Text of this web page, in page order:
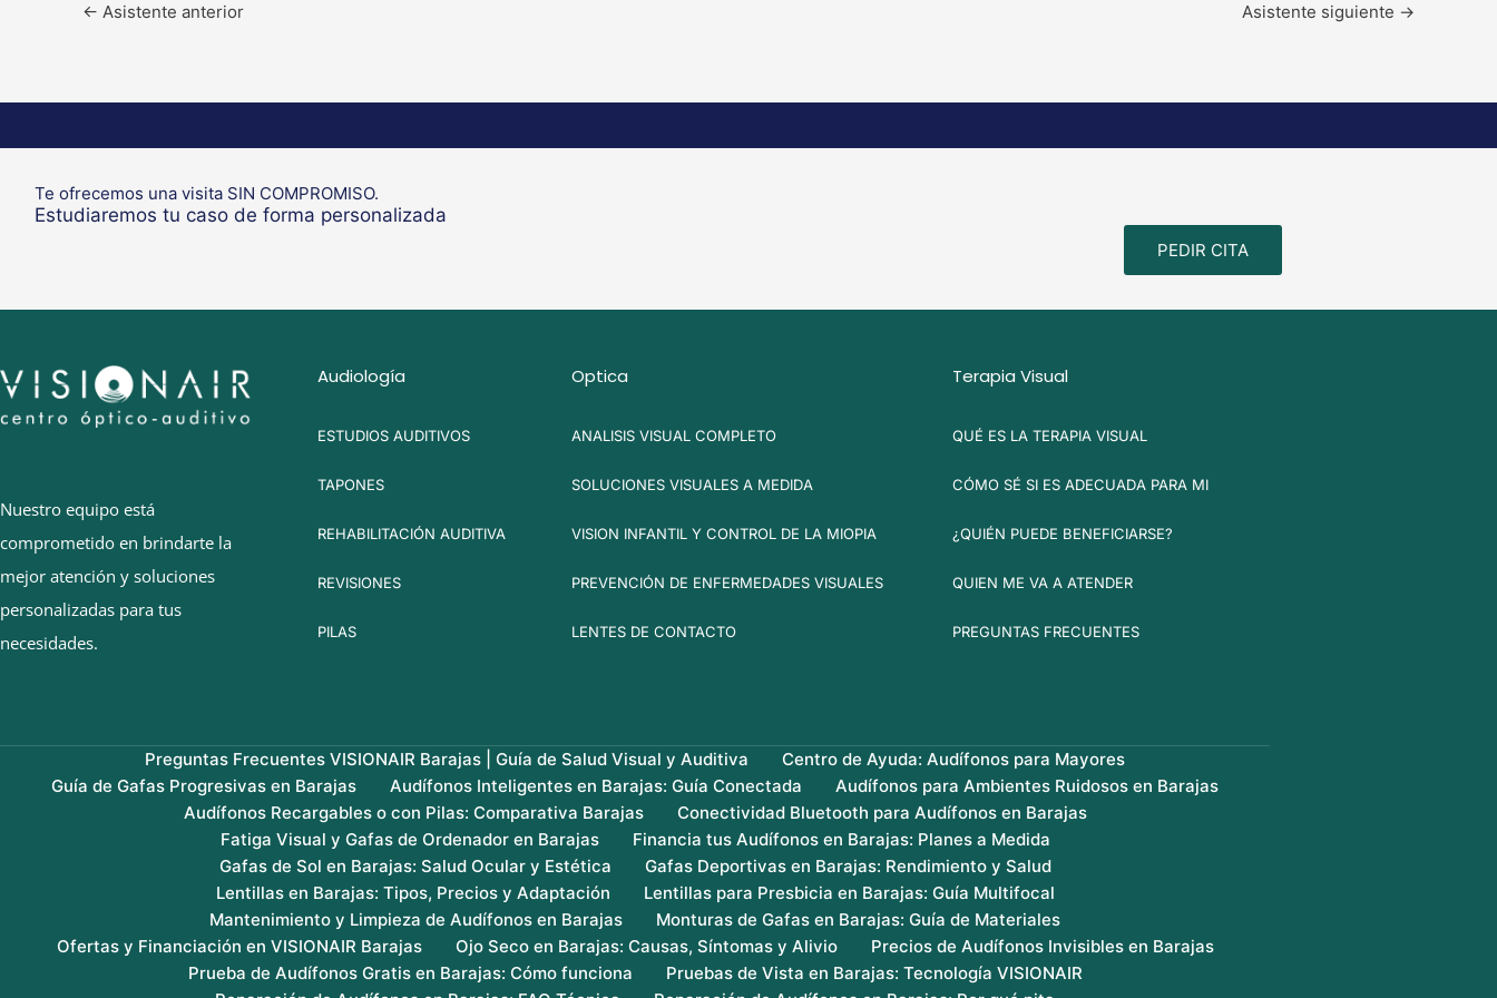
← Asistente anterior Asistente siguiente →
Te ofrecemos una visita SIN COMPROMISO.
Estudiaremos tu caso de forma personalizada
PEDIR CITA
Nuestro equipo está
comprometido en brindarte la
mejor atención y soluciones
personalizadas para tus
necesidades.
Audiología
ESTUDIOS AUDITIVOS
TAPONES
REHABILITACIÓN AUDITIVA
REVISIONES
PILAS
Optica
ANALISIS VISUAL COMPLETO
SOLUCIONES VISUALES A MEDIDA
VISION INFANTIL Y CONTROL DE LA MIOPIA
PREVENCIÓN DE ENFERMEDADES VISUALES
LENTES DE CONTACTO
Terapia Visual
QUÉ ES LA TERAPIA VISUAL
CÓMO SÉ SI ES ADECUADA PARA MI
¿QUIÉN PUEDE BENEFICIARSE?
QUIEN ME VA A ATENDER
PREGUNTAS FRECUENTES
Preguntas Frecuentes VISIONAIR Barajas | Guía de Salud Visual y Auditiva
Centro de Ayuda: Audífonos para Mayores
Guía de Gafas Progresivas en Barajas
Audífonos Inteligentes en Barajas: Guía Conectada
Audífonos para Ambientes Ruidosos en Barajas
Audífonos Recargables o con Pilas: Comparativa Barajas
Conectividad Bluetooth para Audífonos en Barajas
Fatiga Visual y Gafas de Ordenador en Barajas
Financia tus Audífonos en Barajas: Planes a Medida
Gafas de Sol en Barajas: Salud Ocular y Estética
Gafas Deportivas en Barajas: Rendimiento y Salud
Lentillas en Barajas: Tipos, Precios y Adaptación
Lentillas para Presbicia en Barajas: Guía Multifocal
Mantenimiento y Limpieza de Audífonos en Barajas
Monturas de Gafas en Barajas: Guía de Materiales
Ofertas y Financiación en VISIONAIR Barajas
Ojo Seco en Barajas: Causas, Síntomas y Alivio
Precios de Audífonos Invisibles en Barajas
Prueba de Audífonos Gratis en Barajas: Cómo funciona
Pruebas de Vista en Barajas: Tecnología VISIONAIR